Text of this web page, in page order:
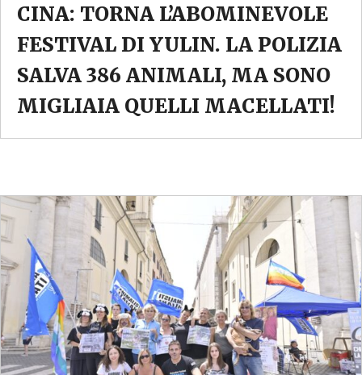
CINA: TORNA L’ABOMINEVOLE
FESTIVAL DI YULIN. LA POLIZIA
SALVA 386 ANIMALI, MA SONO
MIGLIAIA QUELLI MACELLATI!